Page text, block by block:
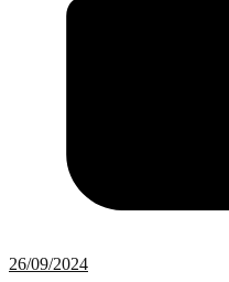
26/09/2024